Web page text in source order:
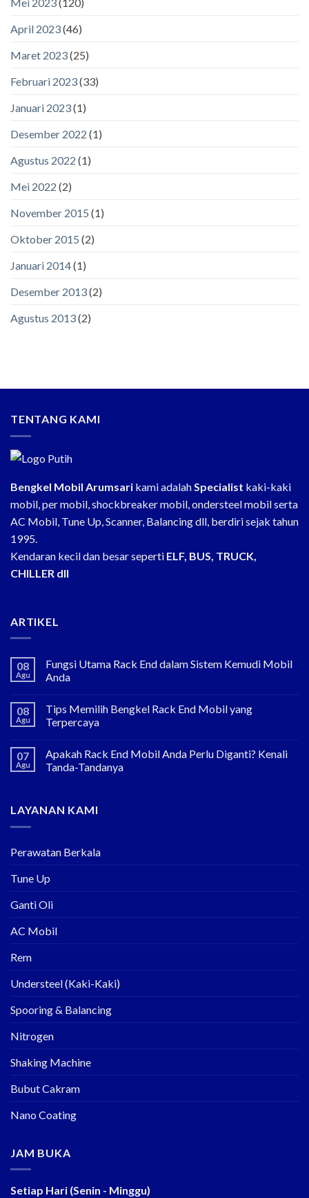
April 2023(46)
Maret 2023(25)
Februari 2023(33)
Januari 2023(1)
Desember 2022 (1)
Agustus 2022 (1)
Mei 2022 (2)
November 2015 (1)
Oktober 2015 (2)
Januari 2014(1)
Desember 2013(2)
Agustus 2013(2)
TENTANG KAMI
Bengkel Mobil Arumsari kami adalahSpecialist kaki-kaki
mobil, per mobil, shockbreaker mobil, ondersteel mobil serta
AC Mobil, Tune Up, Scanner, Balancing dll, berdiri sejak tahun
1995.
Kendaran kecil dan besar seperti ELF, BUS, TRUCK,
CHILLER dll
ARTIKEL
08
Agu
Fungsi Utama Rack End dalam Sistem Kemudi Mobil
Anda
08
Agu
Tips Memilih Bengkel Rack End Mobil yang
Terpercaya
07
Agu
Apakah Rack End Mobil Anda Perlu Diganti? Kenali
Tanda-Tandanya
LAYANAN KAMI
Perawatan Berkala
Tune Up
Ganti Oli
AC Mobil
Rem
Understeel (Kaki-Kaki)
Spooring & Balancing
Nitrogen
Shaking Machine
Bubut Cakram
Nano Coating
JAM BUKA
Setiap Hari (Senin - Minggu)